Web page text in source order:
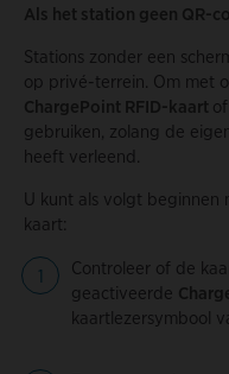
Als het station geen QR-
Stations zonder een
op privé-terrein. Om met
ChargePoint RFID-kaart
gebruiken, zolang de
heeft verleend.
U kunt als volgt beginnen
kaart:
Controleer of de
geactiveerde
kaartlezersymbool